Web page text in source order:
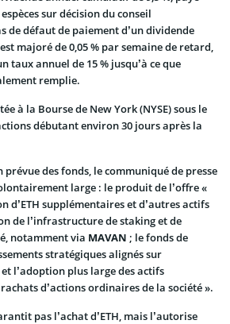
sur décision du conseil
de défaut de paiement d’un dividende
majoré de 0,05 % par semaine de retard,
taux annuel de 15 % jusqu’à ce que
remplie.
à la Bourse de New York (NYSE) sous le
débutant environ 30 jours après la
des fonds, le communiqué de presse
large : le produit de l’offre «
d’ETH supplémentaires et d’autres actifs
de l’infrastructure de staking et de
notamment via MAVAN ; le fonds de
stratégiques alignés sur
et l’adoption plus large des actifs
d’actions ordinaires de la société ».
pas l’achat d’ETH, mais l’autorise